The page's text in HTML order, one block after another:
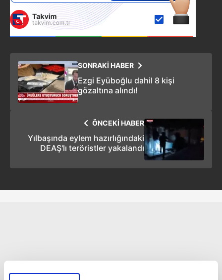
SONRAKİ HABER
Ezgi Eyüboğlu dahil 8 kişi
gözaltına alındı!
ÖNCEKİ HABER
Yılbaşında eylem hazırlığındaki
DEAŞ'lı teröristler yakalandı